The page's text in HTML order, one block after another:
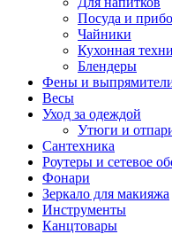
Посуда и
Чайники
Кухонная
Блендеры
Фены и
Весы
Уход за одеждой
Утюги и
Сантехника
Роутеры и сетевое
Фонари
Зеркало для макияжа
Инструменты
Канцтовары